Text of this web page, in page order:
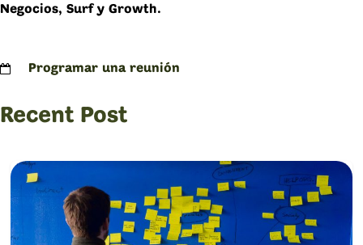
Negocios, Surf y Growth.
Programar una reunión
Recent Post